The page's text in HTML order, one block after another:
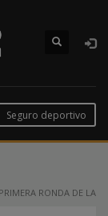
Seguro deportivo
RONDA DE LA